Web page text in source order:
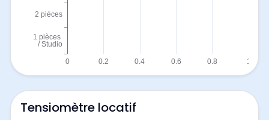
Tensiomètre locatif